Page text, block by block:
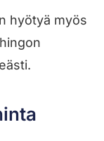
hyötyä myös